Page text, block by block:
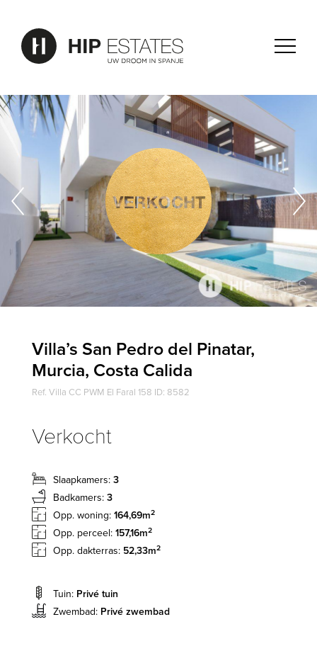
Villa’s San Pedro del Pinatar,
Murcia, Costa Calida
Ref. Villa CC PWM El Faral 158 ID: 8582
Verkocht
Slaapkamers: 3
Badkamers: 3
Opp. woning: 164,69m2
Opp. perceel: 157,16m2
Opp. dakterras: 52,33m2
Tuin: Privé tuin
Zwembad: Privé zwembad